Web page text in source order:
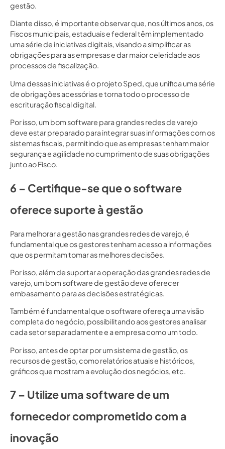
gestão.
Diante disso, é importante observar que, nos últimos anos, os
Fiscos municipais, estaduais e federal têm implementado
uma série de iniciativas digitais, visando a simplificar as
obrigações para as empresas e dar maior celeridade aos
processos de fiscalização.
Uma dessas iniciativas é o projeto Sped, que unifica uma série
de obrigações acessórias e torna todo o processo de
escrituração fiscal digital.
Por isso, um bom software para grandes redes de varejo
deve estar preparado para integrar suas informações com os
sistemas fiscais, permitindo que as empresas tenham maior
segurança e agilidade no cumprimento de suas obrigações
junto ao Fisco.
6 – Certifique-se que o software
oferece suporte à gestão
Para melhorar a gestão nas grandes redes de varejo, é
fundamental que os gestores tenham acesso a informações
que os permitam tomar as melhores decisões.
Por isso, além de suportar a operação das grandes redes de
varejo, um bom software de gestão deve oferecer
embasamento para as decisões estratégicas.
Também é fundamental que o software ofereça uma visão
completa do negócio, possibilitando aos gestores analisar
cada setor separadamente e a empresa como um todo.
Por isso, antes de optar por um sistema de gestão, os
recursos de gestão, como relatórios atuais e históricos,
gráficos que mostram a evolução dos negócios, etc.
7 – Utilize uma software de um
fornecedor comprometido com a
inovação